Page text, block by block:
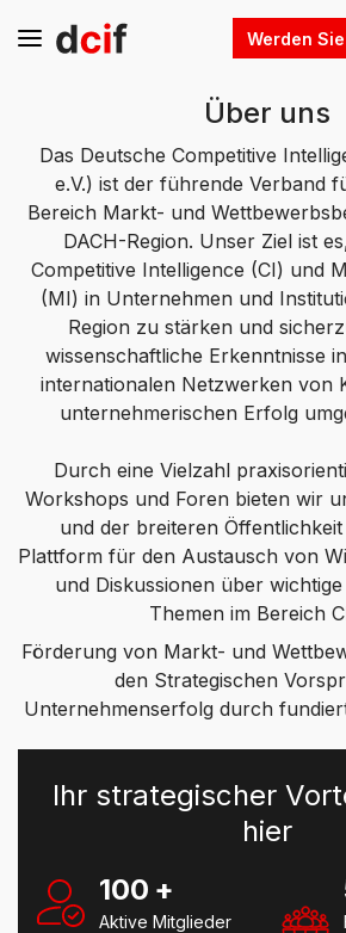
Werden
Über uns
Das Deutsche Competitive
e.V.) ist der führende Verband
Bereich Markt- und
DACH-Region. Unser Ziel ist
Competitive Intelligence (CI) und
(MI) in Unternehmen und
Region zu stärken und
wissenschaftliche Erkenntnisse
internationalen Netzwerken von
unternehmerischen Erfolg
Durch eine Vielzahl
Workshops und Foren bieten wir
und der breiteren
Plattform für den Austausch von
und Diskussionen über
Themen im Bereich
Förderung von Markt- und
den Strategischen
Unternehmenserfolg durch
Ihr strategischer
hier
100 +
Aktive Mitglieder